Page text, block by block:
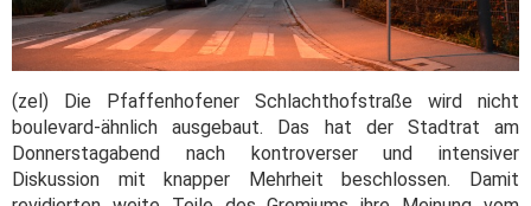
(zel) Die Pfaffenhofener Schlachthofstraße wird nicht
boulevard-ähnlich ausgebaut. Das hat der Stadtrat am
Donnerstagabend nach kontroverser und intensiver
Diskussion mit knapper Mehrheit beschlossen. Damit